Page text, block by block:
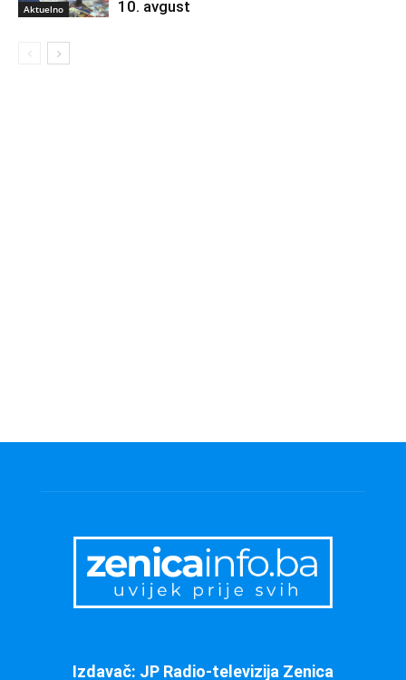
Aktuelno
10. avgust
Izdavač: JP Radio-televizija Zenica